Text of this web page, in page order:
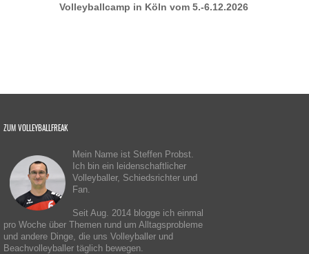
Volleyballcamp in Köln vom 5.-6.12.2026
ZUM VOLLEYBALLFREAK
Mein Name ist Steffen Probst.
Ich bin ein leidenschaftlicher
Volleyballer, Schiedsrichter und
Fan.
Seit Aug. 2014 blogge ich einmal
pro Woche über Themen rund um Alltagsprobleme
und andere Dinge, die uns Volleyballer und
Beachvolleyballer täglich bewegen.